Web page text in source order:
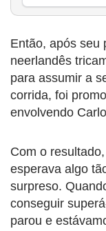
Então, após seu
neerlandês
para assumir a
corrida, foi
envolvendo
Com o
esperava algo
surpreso.
conseguir
parou e